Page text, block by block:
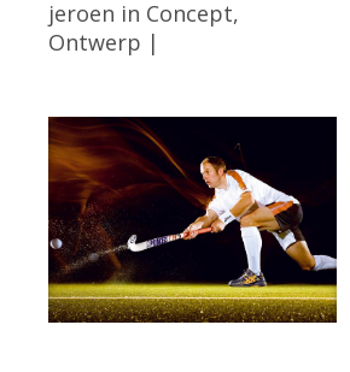
jeroen in Concept,
Ontwerp |